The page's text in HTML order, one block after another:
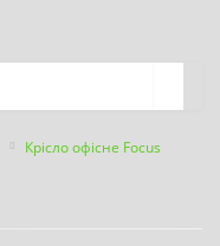
Крісло офісне Focus